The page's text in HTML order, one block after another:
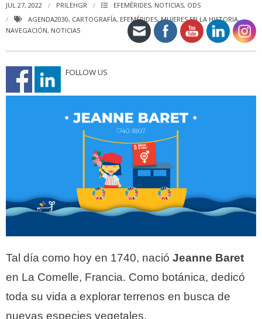
JUL 27, 2022 PRILEHGR EFEMÉRIDES, NOTICIAS, ODS
AGENDA2030, CARTOGRAFÍA, EFEMÉRIDES,MUJERES EN LA HISTORIA,
NAVEGACIÓN, NOTICIAS
FOLLOW US
Tal día como hoy en 1740, nació Jeanne Baret
en La Comelle, Francia. Como botánica, dedicó
toda su vida a explorar terrenos en busca de
nuevas especies vegetales.